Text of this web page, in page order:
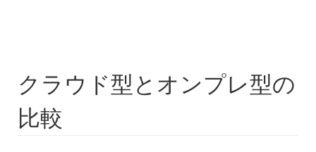
クラウド型とオンプレ型の
比較